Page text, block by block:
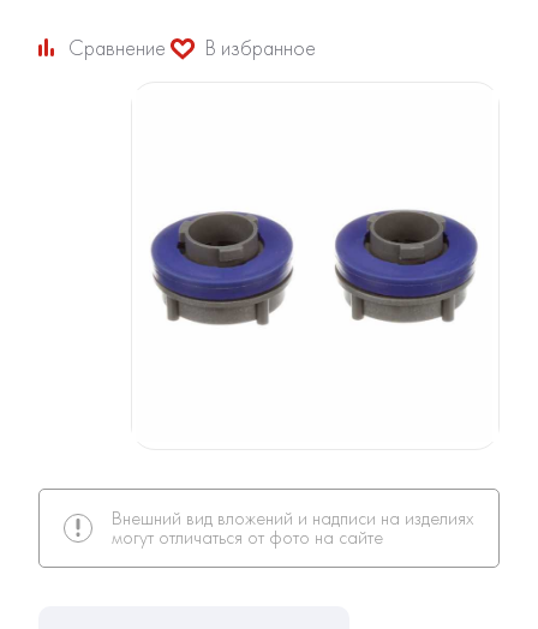
Сравнение В избранное
Внешний вид вложений и надписи на изделиях
могут отличаться от фото на сайте